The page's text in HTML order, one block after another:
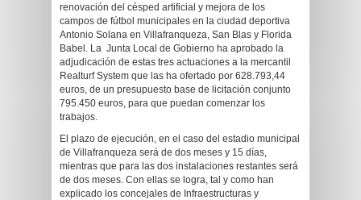
renovación del césped artificial y mejora de los
campos de fútbol municipales en la ciudad deportiva
Antonio Solana en Villafranqueza, San Blas y Florida
Babel. La Junta Local de Gobierno ha aprobado la
adjudicación de estas tres actuaciones a la mercantil
Realturf System que las ha ofertado por 628.793,44
euros, de un presupuesto base de licitación conjunto
795.450 euros, para que puedan comenzar los
trabajos.
El plazo de ejecución, en el caso del estadio municipal
de Villafranqueza será de dos meses y 15 días,
mientras que para las dos instalaciones restantes será
de dos meses. Con ellas se logra, tal y como han
explicado los concejales de Infraestructuras y